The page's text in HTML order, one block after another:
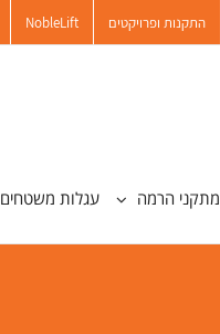
התקנות ופרויקטים NobleLift
מתקני הרמה עגלות משטחים